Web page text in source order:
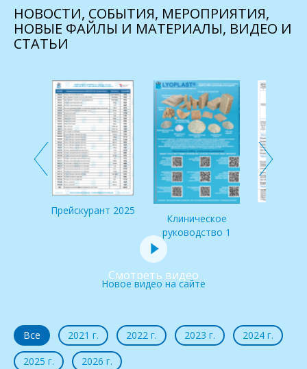
НОВОСТИ, СОБЫТИЯ, МЕРОПРИЯТИЯ,
НОВЫЕ ФАЙЛЫ И МАТЕРИАЛЫ, ВИДЕО И
СТАТЬИ
Прейскурант 2025
Клиническое
руководство 1
Смотреть видео
Новое видео на сайте
Все 2021 г. 2022 г. 2023 г.
2024 г.
2025 г.
2026 г.